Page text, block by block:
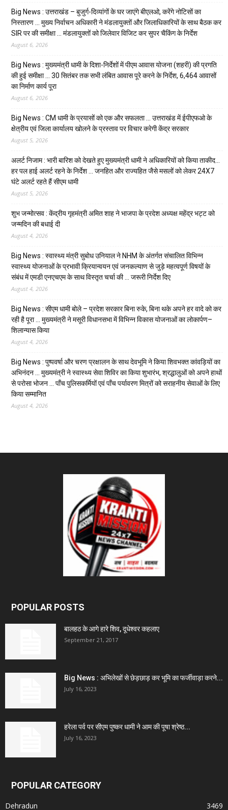
Big News : उत्तराखंड – बुजुर्ग-दिव्यांगों के घर जाएंगे बीएलओ, करेंगे नोटिसों का
निस्तारण … मुख्य निर्वाचन अधिकारी ने मंडलायुक्तों और जिलाधिकारियों के साथ बैठक कर
SIR पर की समीक्षा … मंडलायुक्तों को जिलेवार विजिट कर सुपर चैकिंग के निर्देश
August 6, 2026
Big News : मुख्यमंत्री धामी के दिशा-निर्देशों में पीएम आवास योजना (शहरी) की प्रगति
की हुई समीक्षा … 30 सितंबर तक सभी लंबित आवास पूरे करने के निर्देश, 6,464 आवासों
का निर्माण कार्य पूरा
August 6, 2026
Big News : CM धामी के प्रयासों को एक और सफलता … उत्तराखंड में ईपीएफओ के
क्षेत्रीय एवं जिला कार्यालय खोलने के प्रस्ताव पर विचार करेगी केंद्र सरकार
August 5, 2026
अलर्ट निजाम : भारी बारिश को देखते हुए मुख्यमंत्री धामी ने अधिकारियों को किया ताकीद…
हर पल हाई अलर्ट रहने के निर्देश … जनहित और राज्यहित जैसे मसलों को लेकर 24X7
घंटे अलर्ट रहते हैं सीएम धामी
August 5, 2026
शुभ जन्मोत्सव : केंद्रीय गृहमंत्री अमित शाह ने भाजपा के प्रदेश अध्यक्ष महेंद्र भट्ट को
जन्मदिन की बधाई दी
August 4, 2026
Big News : स्वास्थ्य मंत्री सुबोध उनियाल ने NHM के अंतर्गत संचालित विभिन्न
स्वास्थ्य योजनाओं के प्रभावी क्रियान्वयन एवं जनकल्याण से जुड़े महत्वपूर्ण विषयों के
संबंध में एमडी एनएचएम के साथ विस्तृत चर्चा की … जरूरी निर्देश दिए
August 4, 2026
Big News : सीएम धामी बोले – प्रदेश सरकार बिना रुके, बिना थके अपने हर वादे को कर
रही है पूरा … मुख्यमंत्री ने मसूरी विधानसभा में विभिन्न विकास योजनाओं का लोकार्पण–
शिलान्यास किया
August 4, 2026
Big News : पुष्पवर्षा और चरण प्रक्षालन के साथ देवभूमि ने किया शिवभक्त कांवड़ियों का
अभिनंदन … मुख्यमंत्री ने स्वास्थ्य सेवा शिविर का किया शुभारंभ, श्रद्धालुओं को अपने हाथों
से परोसा भोजन … पाँच पुलिसकर्मियों एवं पाँच पर्यावरण मित्रों को सराहनीय सेवाओं के लिए
किया सम्मानित
August 4, 2026
POPULAR POSTS
बालहठ के आगे हारे शिव, दूधेश्वर कहलाए
September 21, 2017
Big News : अभिलेखों से छेड़छाड़ कर भूमि का फर्जीवाड़ा करने...
July 16, 2023
हरेला पर्व पर सीएम पुष्कर धामी ने आम की पूषा श्रेष्ठ...
July 16, 2023
POPULAR CATEGORY
Dehradun 3469